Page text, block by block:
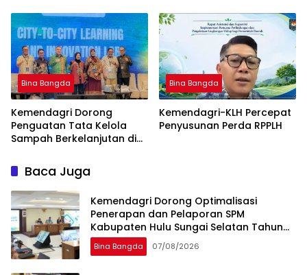
Banjir Melalui Program
FMNJP di Brebes
Bina Bangda
Kemendagri Dorong
Penguatan Tata Kelola
Sampah Berkelanjutan di
Bina Bangda
Kemendagri-KLH Percepat
Penyusunan Perda RPPLH
Baca Juga
Kemendagri Dorong Optimalisasi
Penerapan dan Pelaporan SPM
Kabupaten Hulu Sungai Selatan Tahun
2026
Bina Bangda 07/08/2026